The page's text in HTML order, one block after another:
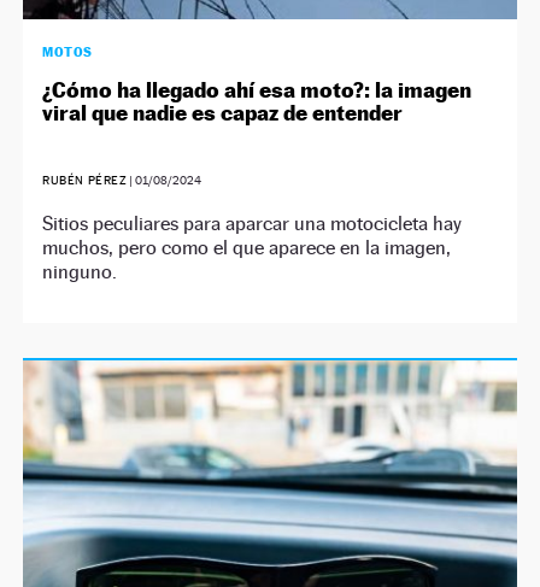
MOTOS
¿Cómo ha llegado ahí esa moto?: la imagen
viral que nadie es capaz de entender
RUBÉN PÉREZ |01/08/2024
Sitios peculiares para aparcar una motocicleta hay
muchos, pero como el que aparece en la imagen,
ninguno.